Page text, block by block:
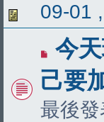
09-01
今
己要
最後發